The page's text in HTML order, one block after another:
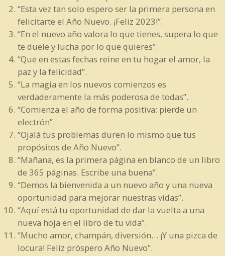
“Esta vez tan solo espero ser la primera persona en
felicitarte el Año Nuevo. ¡Feliz 2023!”.
“En el nuevo año valora lo que tienes, supera lo que
te duele y lucha por lo que quieres”.
“Que en estas fechas reine en tu hogar el amor, la
paz y la felicidad”.
“La magia en los nuevos comienzos es
verdaderamente la más poderosa de todas”.
“Comienza el año de forma positiva: pierde un
electrón”.
“Ojalá tus problemas duren lo mismo que tus
propósitos de Año Nuevo”.
“Mañana, es la primera página en blanco de un libro
de 365 páginas. Escribe una buena”.
“Demos la bienvenida a un nuevo año y una nueva
oportunidad para mejorar nuestras vidas”.
“Aquí está tu oportunidad de dar la vuelta a una
nueva hoja en el libro de tu vida”.
“Mucho amor, champán, diversión… ¡Y una pizca de
locura! Feliz próspero Año Nuevo”.